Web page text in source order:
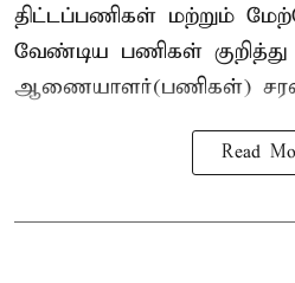
திட்டப்பணிகள் மற்றும்
வேண்டிய பணிகள்
ஆணையாளர்(பணிகள்)
Read